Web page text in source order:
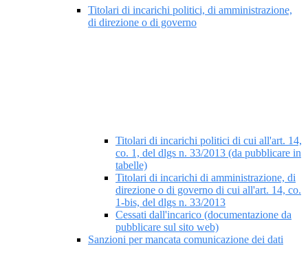
Titolari di incarichi politici, di amministrazione,
di direzione o di governo
Titolari di incarichi politici di cui all'art. 14,
co. 1, del dlgs n. 33/2013 (da pubblicare in
tabelle)
Titolari di incarichi di amministrazione, di
direzione o di governo di cui all'art. 14, co.
1-bis, del dlgs n. 33/2013
Cessati dall'incarico (documentazione da
pubblicare sul sito web)
Sanzioni per mancata comunicazione dei dati